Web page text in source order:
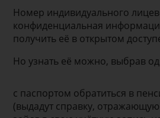
Номер индивидуального
конфиденциальная
получить её в открытом
Но узнать её можно, выбрав
с паспортом обратиться в
(выдадут справку,